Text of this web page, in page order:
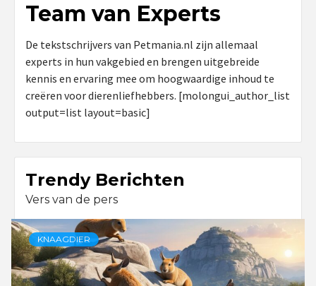
Team van Experts
De tekstschrijvers van Petmania.nl zijn allemaal
experts in hun vakgebied en brengen uitgebreide
kennis en ervaring mee om hoogwaardige inhoud te
creëren voor dierenliefhebbers. [molongui_author_list
output=list layout=basic]
Trendy Berichten
Vers van de pers
KNAAGDIER